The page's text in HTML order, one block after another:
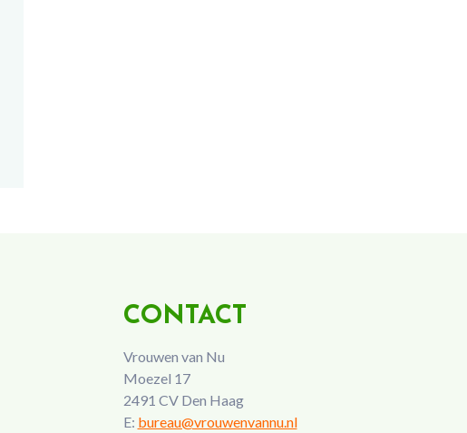
CONTACT
Vrouwen van Nu
Moezel 17
2491 CV Den Haag
E: bureau@vrouwenvannu.nl